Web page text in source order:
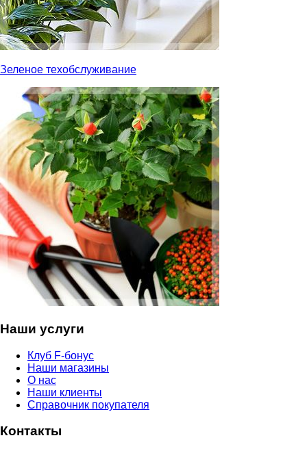
Зеленое техобслуживание
Наши услуги
Клуб F-бонус
Наши магазины
О нас
Наши клиенты
Справочник покупателя
Контакты